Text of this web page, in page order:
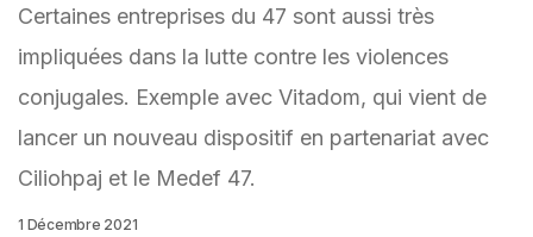
Certaines entreprises du 47 sont aussi très
impliquées dans la lutte contre les violences
conjugales. Exemple avec Vitadom, qui vient de
lancer un nouveau dispositif en partenariat avec
Ciliohpaj et le Medef 47.
1 Décembre 2021